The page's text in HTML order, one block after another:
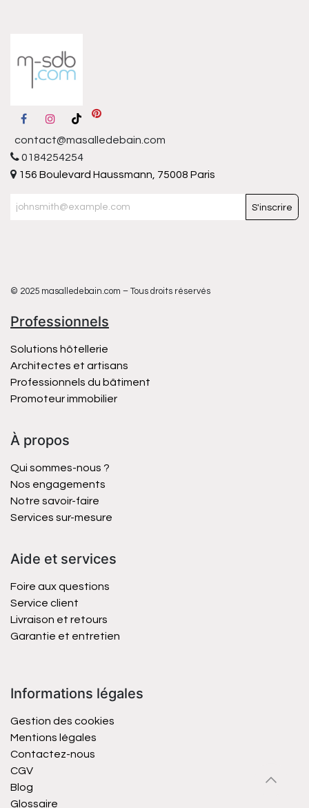
contact@masalledebain.com
0184254254
156 Boulevard Haussmann, 75008 Paris
S'inscrire
© 2025 masalledebain.com – Tous droits réservés
Professionnels
Solutions hôtellerie
Architectes et artisans
Professionnels du bâtiment
Promoteur immobilier
À propos
Qui sommes-nous ?
Nos engagements
Notre savoir-faire
Services sur-mesure
Aide et services
Foire aux questions
Service client
Livraison et retours
Garantie et entretien
Informations légales
Gestion des cookies
Mentions légales
Contactez-nous
CGV
Blog
Glossaire